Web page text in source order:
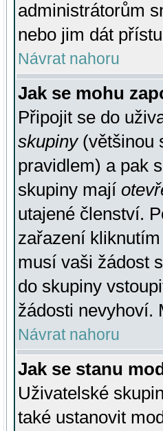
administrátorům
nebo jim dát
Návrat nahoru
Jak se mohu
Připojit se do
skupiny(většinou
pravidlem) a pak
skupiny mají
utajené členství.
zařazení
musí vaši žádost
do skupiny
žádosti nevyhoví.
Návrat nahoru
Jak se stanu
Uživatelské
také ustanovit